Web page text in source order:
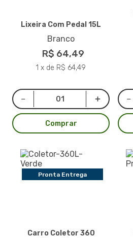
Lixeira Com Pedal 15L
Branco
R$ 64,49
1 x de R$ 64,49
Comprar
Pronta Entrega
Carro Coletor 360